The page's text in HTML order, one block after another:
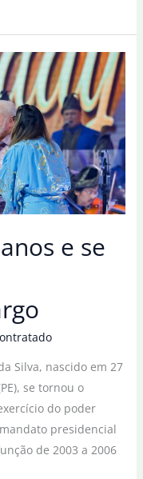
e se
Silva, nascido em 27
se tornou o
do poder
presidencial
de 2003 a 2006